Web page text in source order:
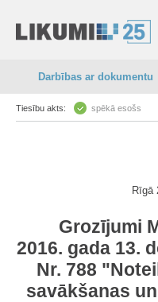
Darbības ar dokumentu
Tiesību akts: spēkā esošs
Rīgā
Grozījumi
2016. gada 13.
Nr. 788
savākšanas